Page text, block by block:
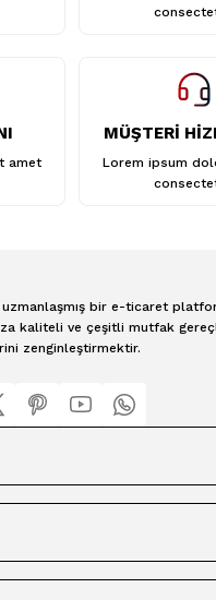
amet
MÜŞTERİ
Lorem ipsum
bir e-ticaret
kaliteli ve çeşitli mutfak
zenginleştirmektir.